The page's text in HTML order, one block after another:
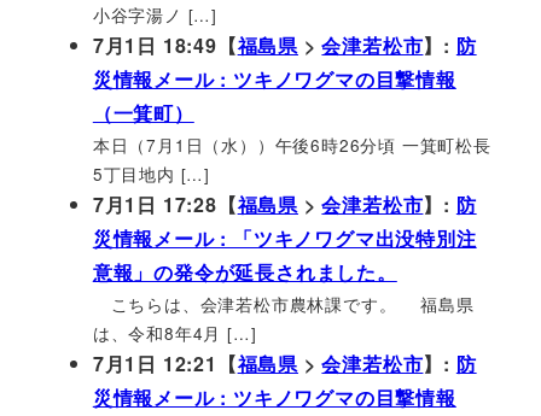
小谷字湯ノ […]
7月1日 18:49【福島県 >会津若松市】: 防
災情報メール : ツキノワグマの目撃情報
（一箕町）
本日（7月1日（水））午後6時26分頃 一箕町松長
5丁目地内 […]
7月1日 17:28【福島県 >会津若松市】: 防
災情報メール : 「ツキノワグマ出没特別注
意報」の発令が延長されました。
こちらは、会津若松市農林課です。 福島県
は、令和8年4月 […]
7月1日 12:21【福島県 >会津若松市】: 防
災情報メール : ツキノワグマの目撃情報